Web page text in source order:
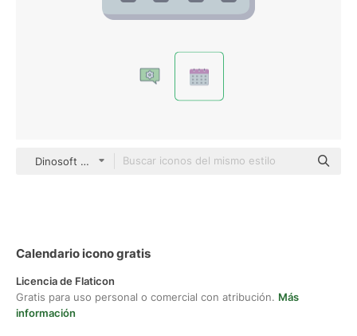
Dinosoft Flat
Calendario icono gratis
Licencia de Flaticon
Gratis para uso personal o comercial con atribución. Más
información